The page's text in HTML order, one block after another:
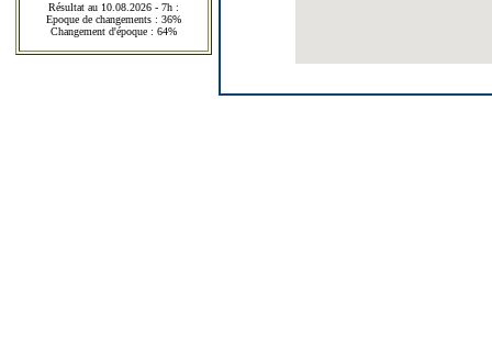
Résultat au 10.08.2026 - 7h :
Epoque de changements : 36%
Changement d'époque : 64%